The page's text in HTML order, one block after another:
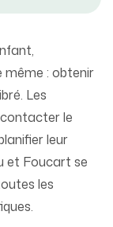
même : obtenir
Les
le
leur
et Foucart se
les